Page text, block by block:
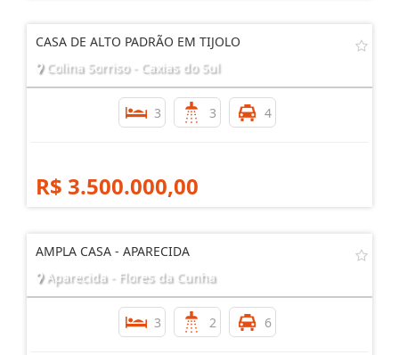
CASA DE ALTO PADRÃO EM TIJOLO
Colina Sorriso - Caxias do Sul
3 3 4
R$ 3.500.000,00
AMPLA CASA - APARECIDA
Aparecida - Flores da Cunha
3 2 6